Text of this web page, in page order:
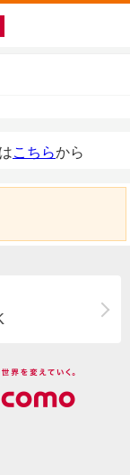
こちらから